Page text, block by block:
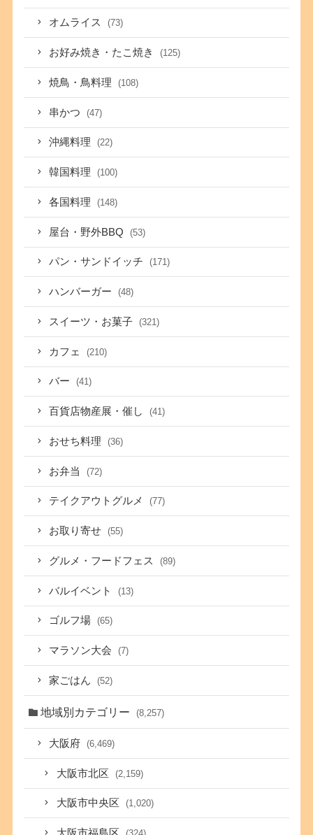
オムライス (73)
お好み焼き・たこ焼き (125)
焼鳥・鳥料理 (108)
串かつ (47)
沖縄料理 (22)
韓国料理 (100)
各国料理 (148)
屋台・野外BBQ (53)
パン・サンドイッチ (171)
ハンバーガー (48)
スイーツ・お菓子 (321)
カフェ (210)
バー (41)
百貨店物産展・催し (41)
おせち料理 (36)
お弁当 (72)
テイクアウトグルメ (77)
お取り寄せ (55)
グルメ・フードフェス (89)
バルイベント (13)
ゴルフ場 (65)
マラソン大会 (7)
家ごはん (52)
地域別カテゴリー (8,257)
大阪府 (6,469)
大阪市北区 (2,159)
大阪市中央区 (1,020)